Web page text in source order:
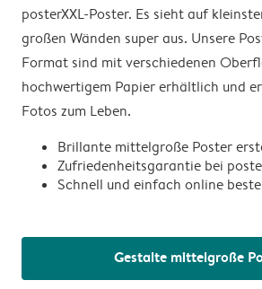
posterXXL-Poster. Es sieht auf
großen Wänden super aus. Unsere
Format sind mit verschiedenen
hochwertigem Papier erhältlich und
Fotos zum Leben.
Brillante mittelgroße Poster
Zufriedenheitsgarantie bei
Schnell und einfach online
Gestalte mittelgroße